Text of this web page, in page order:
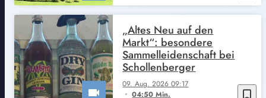
bookmark_border
09. Aug. 2026 09:17
04:50 Min.
„Altes Neu auf den
Markt“: besondere
Sammelleidenschaft bei
Schollenberger